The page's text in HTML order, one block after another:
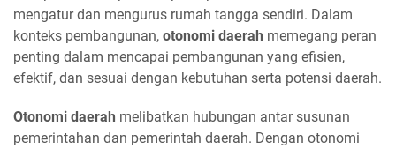
mengatur dan mengurus rumah tangga sendiri. Dalam
konteks pembangunan, otonomi daerah memegang peran
penting dalam mencapai pembangunan yang efisien,
efektif, dan sesuai dengan kebutuhan serta potensi daerah.
Otonomi daerah melibatkan hubungan antar susunan
pemerintahan dan pemerintah daerah. Dengan otonomi